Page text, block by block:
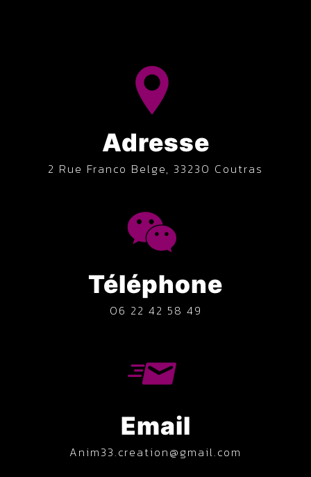
Adresse
2 Rue Franco Belge, 33230 Coutras
Téléphone
06 22 42 58 49
Email
anim33.creation@gmail.com